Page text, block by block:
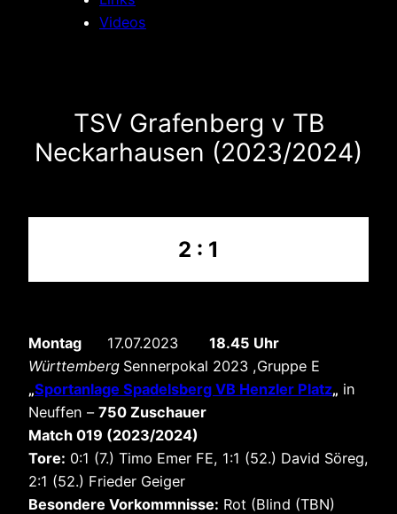
Videos
TSV Grafenberg v TB
Neckarhausen (2023/2024)
2 : 1
Montag 17.07.2023 18.45 Uhr
Württemberg Sennerpokal 2023 ,Gruppe E
„Sportanlage Spadelsberg VB Henzler Platz„ in
Neuffen – 750 Zuschauer
Match 019 (2023/2024)
Tore: 0:1 (7.) Timo Emer FE, 1:1 (52.) David Söreg,
2:1 (52.) Frieder Geiger
Besondere Vorkommnisse: Rot (Blind (TBN)